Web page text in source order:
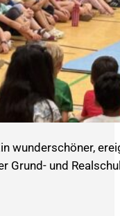
wunderschöner,
Grund- und